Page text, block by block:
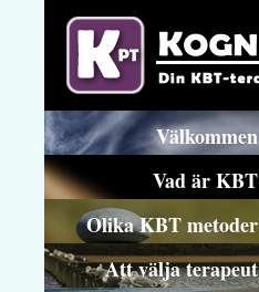
Välkommen
Vad är KBT
Olika KBT metoder
Att välja terapeut